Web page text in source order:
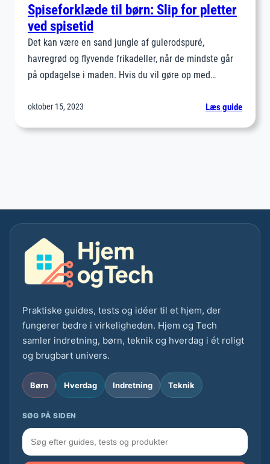
Spiseforklæde til børn: Slip for pletter
ved spisetid
Det kan være en sand jungle af gulerodspuré,
havregrød og flyvende frikadeller, når de mindste går
på opdagelse i maden. Hvis du vil gøre op med…
oktober 15, 2023 Læs guide:
ved
spisetid
Praktiske guides, tests og idéer til et hjem, der
fungerer bedre i virkeligheden. Hjem og Tech
samler indretning, børn, teknik og hverdag i ét roligt
og brugbart univers.
Børn Hverdag Indretning Teknik
SØG PÅ SIDEN